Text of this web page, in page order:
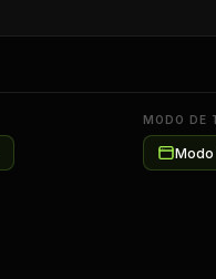
MODO DE
Modo